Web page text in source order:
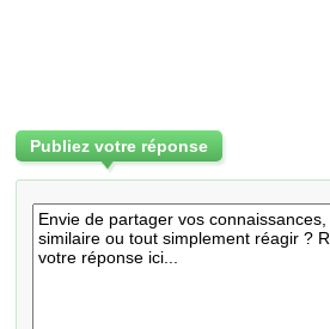
Publiez votre réponse